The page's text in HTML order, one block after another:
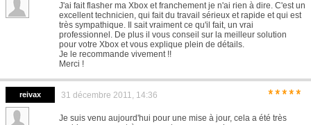
J'ai fait flasher ma Xbox et franchement je n'ai rien à dire. C'est un
excellent technicien, qui fait du travail sérieux et rapide et qui est
très sympathique. Il sait vraiment ce qu'il fait, un vrai
professionnel. De plus il vous conseil sur la meilleur solution
pour votre Xbox et vous explique plein de détails.
Je le recommande vivement !!
Merci !
reivax 31 décembre 2011, 14:36 *****
Je suis venu aujourd'hui pour une mise à jour, cela a été très